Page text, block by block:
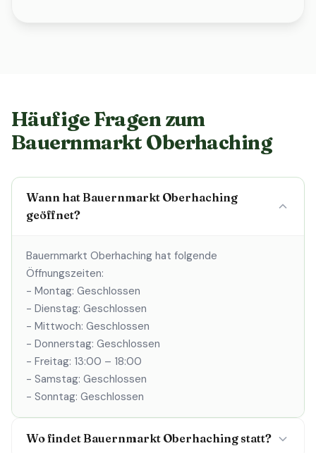
Häufige Fragen zum
Bauernmarkt Oberhaching
Wann hat Bauernmarkt Oberhaching
geöffnet?
Bauernmarkt Oberhaching hat folgende
Öffnungszeiten:
- Montag: Geschlossen
- Dienstag: Geschlossen
- Mittwoch: Geschlossen
- Donnerstag: Geschlossen
- Freitag: 13:00 – 18:00
- Samstag: Geschlossen
- Sonntag: Geschlossen
Wo findet Bauernmarkt Oberhaching statt?